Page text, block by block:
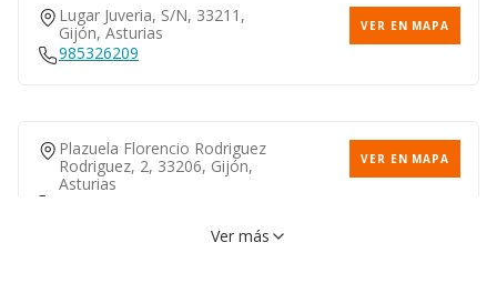
Lugar Juveria, S/n, 33211,
Gijón, Asturias
VER EN MAPA
985326209
Plazuela Florencio Rodriguez
Rodriguez, 2, 33206, Gijón,
Asturias
VER EN MAPA
Ver más